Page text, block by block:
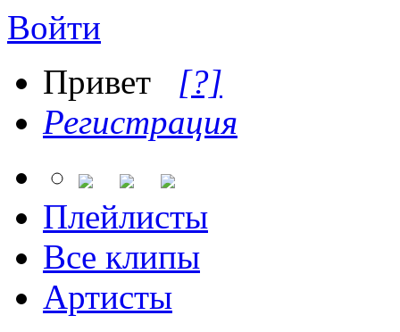
Войти
Привет [?]
Регистрация
Плейлисты
Все клипы
Артисты